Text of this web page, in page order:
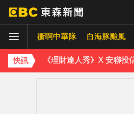
衝啊中華隊 白海豚颱風
快訊